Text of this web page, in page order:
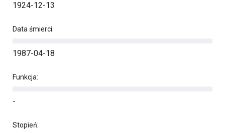
1924-12-13
Data śmierci:
1987-04-18
Funkcja:
-
Stopień: